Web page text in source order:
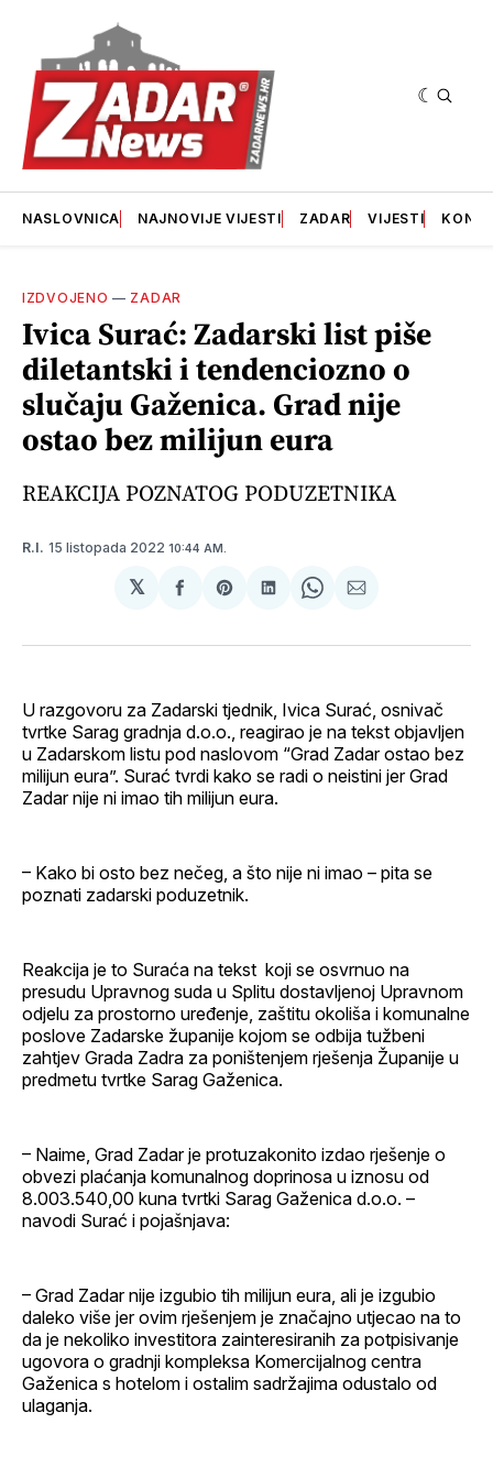
NASLOVNICA NAJNOVIJE VIJESTI ZADAR VIJESTI
IZDVOJENO — ZADAR
Ivica Surać: Zadarski list piše
diletantski i tendenciozno o
slučaju Gaženica. Grad nije
ostao bez milijun eura
REAKCIJA POZNATOG PODUZETNIKA
R.I. 15 listopada 2022 10:44 AM.
𝕏
podijeliSharepodijeliSharepodijeli
U razgovoru za Zadarski tjednik, Ivica Surać, osnivač
tvrtke Sarag gradnja d.o.o., reagirao je na tekst objavljen
u Zadarskom listu pod naslovom “Grad Zadar ostao bez
milijun eura”. Surać tvrdi kako se radi o neistini jer Grad
Zadar nije ni imao tih milijun eura.
– Kako bi osto bez nečeg, a što nije ni imao – pita se
poznati zadarski poduzetnik.
Reakcija je to Suraća na tekst koji se osvrnuo na
presudu Upravnog suda u Splitu dostavljenoj Upravnom
odjelu za prostorno uređenje, zaštitu okoliša i komunalne
poslove Zadarske županije kojom se odbija tužbeni
zahtjev Grada Zadra za poništenjem rješenja Županije u
predmetu tvrtke Sarag Gaženica.
– Naime, Grad Zadar je protuzakonito izdao rješenje o
obvezi plaćanja komunalnog doprinosa u iznosu od
8.003.540,00 kuna tvrtki Sarag Gaženica d.o.o. –
navodi Surać i pojašnjava:
– Grad Zadar nije izgubio tih milijun eura, ali je izgubio
daleko više jer ovim rješenjem je značajno utjecao na to
da je nekoliko investitora zainteresiranih za potpisivanje
ugovora o gradnji kompleksa Komercijalnog centra
Gaženica s hotelom i ostalim sadržajima odustalo od
ulaganja.